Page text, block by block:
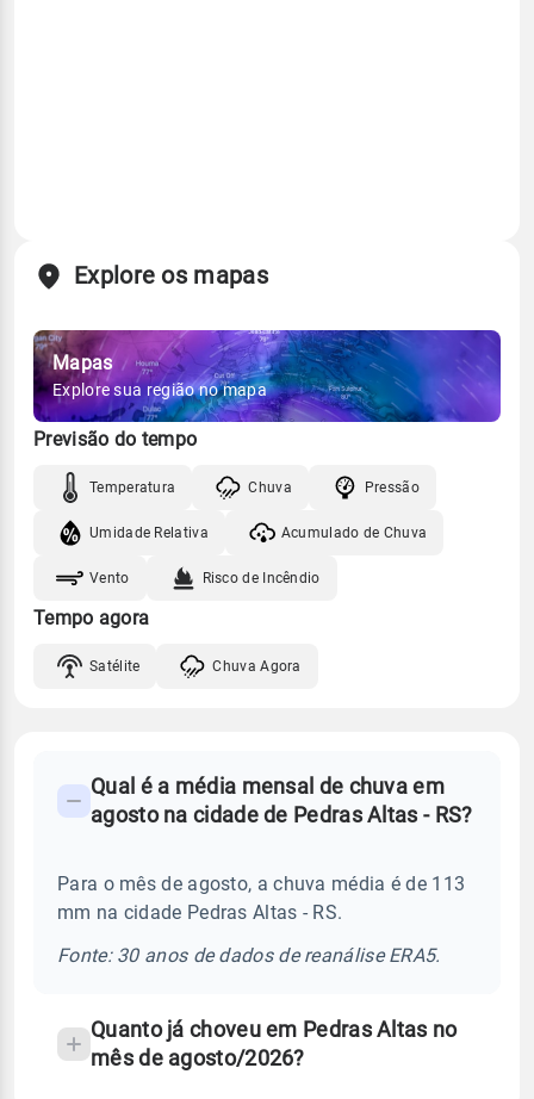
Explore os mapas
Mapas
Explore sua região no mapa
Previsão do tempo
Temperatura Chuva Pressão
Umidade Relativa Acumulado de Chuva
Vento Risco de Incêndio
Tempo agora
Satélite Chuva Agora
Perguntas
sobre
chuva
Qual é a média mensal de chuva em
agosto na cidade de Pedras Altas - RS?
Para o mês de agosto, a chuva média é de 113
mm na cidade Pedras Altas - RS.
Fonte: 30 anos de dados de reanálise ERA5.
Quanto já choveu em Pedras Altas no
mês de agosto/2026?